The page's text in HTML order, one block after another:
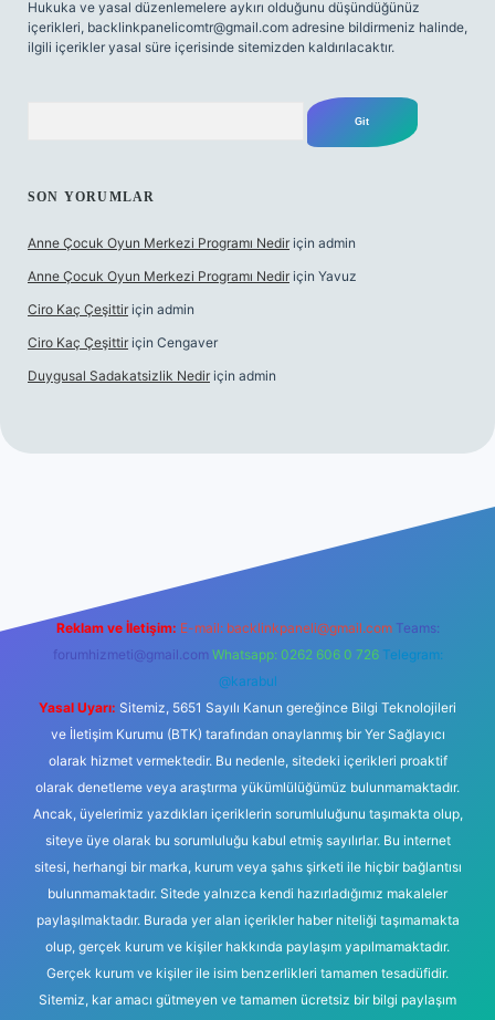
Hukuka ve yasal düzenlemelere aykırı olduğunu düşündüğünüz
içerikleri, backlinkpanelicomtr@gmail.com adresine bildirmeniz halinde,
ilgili içerikler yasal süre içerisinde sitemizden kaldırılacaktır.
SON YORUMLAR
Anne Çocuk Oyun Merkezi Programı Nedir için admin
Anne Çocuk Oyun Merkezi Programı Nedir için Yavuz
Ciro Kaç Çeşittir için admin
Ciro Kaç Çeşittir için Cengaver
Duygusal Sadakatsizlik Nedir için admin
Reklam ve İletişim: E-mail: backlinkpaneli@gmail.com Teams:
forumhizmeti@gmail.com Whatsapp: 0262 606 0 726 Telegram:
@karabul
Yasal Uyarı: Sitemiz, 5651 Sayılı Kanun gereğince Bilgi Teknolojileri
ve İletişim Kurumu (BTK) tarafından onaylanmış bir Yer Sağlayıcı
olarak hizmet vermektedir. Bu nedenle, sitedeki içerikleri proaktif
olarak denetleme veya araştırma yükümlülüğümüz bulunmamaktadır.
Ancak, üyelerimiz yazdıkları içeriklerin sorumluluğunu taşımakta olup,
siteye üye olarak bu sorumluluğu kabul etmiş sayılırlar. Bu internet
sitesi, herhangi bir marka, kurum veya şahıs şirketi ile hiçbir bağlantısı
bulunmamaktadır. Sitede yalnızca kendi hazırladığımız makaleler
paylaşılmaktadır. Burada yer alan içerikler haber niteliği taşımamakta
olup, gerçek kurum ve kişiler hakkında paylaşım yapılmamaktadır.
Gerçek kurum ve kişiler ile isim benzerlikleri tamamen tesadüfidir.
Sitemiz, kar amacı gütmeyen ve tamamen ücretsiz bir bilgi paylaşım